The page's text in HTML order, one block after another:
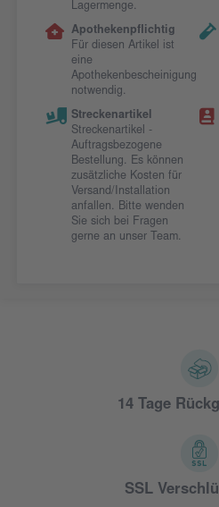
Lagermenge.
Apothekenpflichtig
Für diesen Artikel ist
eine
Apothekenbescheinigung
notwendig.
Streckenartikel
Streckenartikel -
Auftragsbezogene
Bestellung. Es können
zusätzliche Kosten für
Versand/Installation
anfallen. Bitte wenden
Sie sich bei Fragen
gerne an unser Team.
14 Tage
SSL